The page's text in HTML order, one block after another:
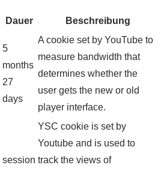
Dauer Beschreibung
5
months
27
days
A cookie set by YouTube to
measure bandwidth that
determines whether the
user gets the new or old
player interface.
session
YSC cookie is set by
Youtube and is used to
track the views of